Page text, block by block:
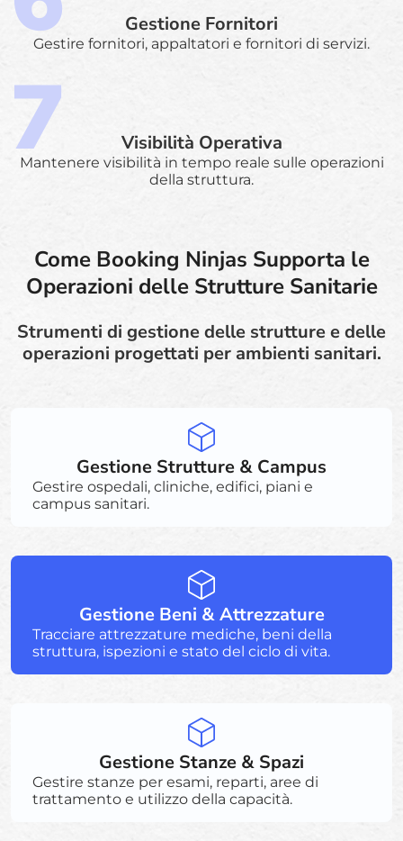
Gestione Fornitori
Gestire fornitori, appaltatori e fornitori di servizi.
Visibilità Operativa
Mantenere visibilità in tempo reale sulle operazioni
della struttura.
Come Booking Ninjas Supporta le
Operazioni delle Strutture Sanitarie
Strumenti di gestione delle strutture e delle
operazioni progettati per ambienti sanitari.
Gestione Strutture & Campus
Gestire ospedali, cliniche, edifici, piani e
campus sanitari.
Gestione Beni & Attrezzature
Tracciare attrezzature mediche, beni della
struttura, ispezioni e stato del ciclo di vita.
Gestione Stanze & Spazi
Gestire stanze per esami, reparti, aree di
trattamento e utilizzo della capacità.